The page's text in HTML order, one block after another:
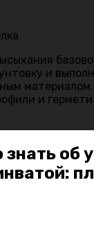
и
и
об